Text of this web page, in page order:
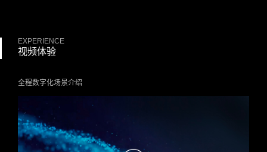
EXPERIENCE
视频体验
全程数字化场景介绍